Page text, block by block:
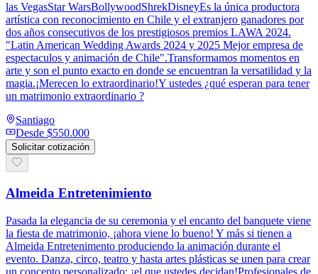
las VegasStar WarsBollywoodShrekDisneyEs la única productora
artística con reconocimiento en Chile y el extranjero ganadores por
dos años consecutivos de los prestigiosos premios LAWA 2024.
"Latin American Wedding Awards 2024 y 2025 Mejor empresa de
espectaculos y animación de Chile".Transformamos momentos en
arte y son el punto exacto en donde se encuentran la versatilidad y la
magia.¡Merecen lo extraordinario!Y ustedes ¿qué esperan para tener
un matrimonio extraordinario ?
Santiago
Desde $550.000
Solicitar cotización
Almeida Entretenimiento
Pasada la elegancia de su ceremonia y el encanto del banquete viene
la fiesta de matrimonio, ¡ahora viene lo bueno! Y más si tienen a
Almeida Entretenimento produciendo la animación durante el
evento. Danza, circo, teatro y hasta artes plásticas se unen para crear
un concepto personalizado: ¡el que ustedes decidan!Profesionales de